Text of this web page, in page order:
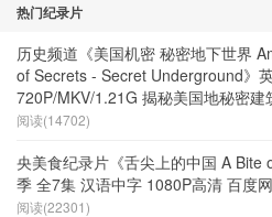
热门纪录片
历史频道《美国机密 秘密地下世界
of Secrets - Secret Underground》
720P/MKV/1.21G 揭秘美国地秘密建
阅读(14702)
央美食纪录片《舌尖上的中国 A Bite
季 全7集 汉语中字 1080P高清 百度
阅读(22301)